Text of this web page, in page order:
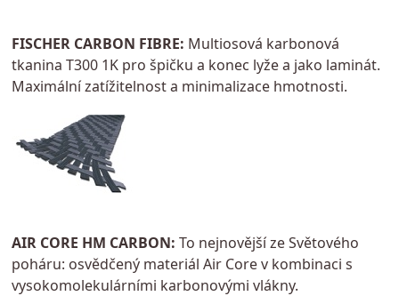
FISCHER CARBON FIBRE: Multiosová karbonová
tkanina T300 1K pro špičku a konec lyže a jako laminát.
Maximální zatížitelnost a minimalizace hmotnosti.
AIR CORE HM CARBON: To nejnovější ze Světového
poháru: osvědčený materiál Air Core v kombinaci s
vysokomolekulárními karbonovými vlákny.